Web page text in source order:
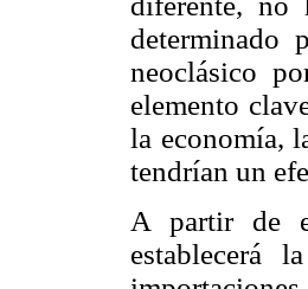
neoclásico
elemento
la economía,
tendrían un
A partir de
establecerá